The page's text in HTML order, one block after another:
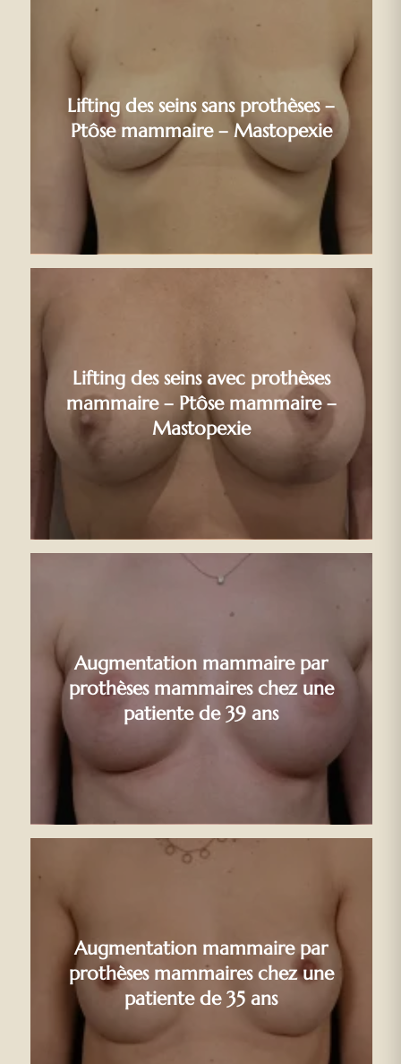
Lifting des seins sans prothèses –
Ptôse mammaire – Mastopexie
Lifting des seins avec prothèses
mammaire – Ptôse mammaire –
Mastopexie
Augmentation mammaire par
prothèses mammaires chez une
patiente de 39 ans
Augmentation mammaire par
prothèses mammaires chez une
patiente de 35 ans